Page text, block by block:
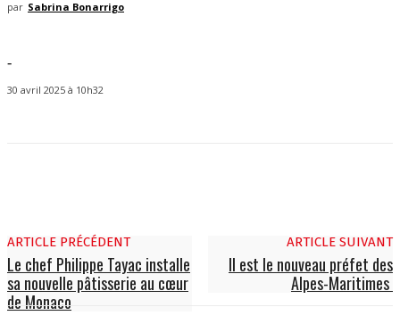
par Sabrina Bonarrigo
-
30 avril 2025 à 10h32
ARTICLE PRÉCÉDENT
Le chef Philippe Tayac installe
sa nouvelle pâtisserie au cœur
de Monaco
ARTICLE SUIVANT
Il est le nouveau préfet des
Alpes-Maritimes